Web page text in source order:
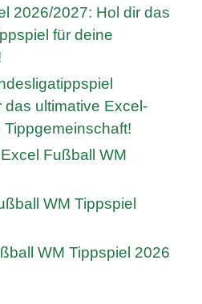
2026/2027: Hol dir das
für deine
das ultimative Excel-
Excel Fußball WM
WM Tippspiel
WM Tippspiel 2026